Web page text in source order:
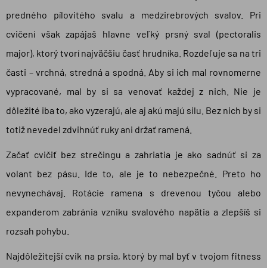
predného pílovitého svalu a medzirebrových svalov. Pri
cvičení však zapájaš hlavne veľký prsný sval (pectoralis
major), ktorý tvorí najväčšiu časť hrudníka. Rozdeľuje sa na tri
časti – vrchná, stredná a spodná. Aby si ich mal rovnomerne
vypracované, mal by si sa venovať každej z nich. Nie je
dôležité iba to, ako vyzerajú, ale aj akú majú silu. Bez nich by si
totiž nevedel zdvihnúť ruky ani držať ramená.
Začať cvičiť bez strečingu a zahriatia je ako sadnúť si za
volant bez pásu. Ide to, ale je to nebezpečné. Preto ho
nevynechávaj. Rotácie ramena s drevenou tyčou alebo
expanderom zabránia vzniku svalového napätia a zlepšíš si
rozsah pohybu.
Najdôležitejší cvik na prsia, ktorý by mal byť v tvojom fitness